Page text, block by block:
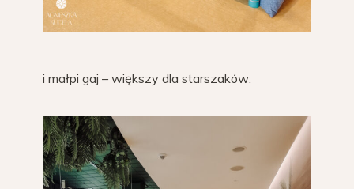
i małpi gaj – większy dla starszaków: